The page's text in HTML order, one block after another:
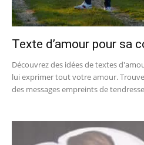
Texte d’amour pour sa
Découvrez des idées de textes
lui exprimer tout votre amour.
des messages empreints de